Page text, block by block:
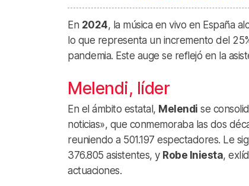
​En 2024, la música en vivo en España
lo que representa un incremento del
pandemia. Este auge se reflejó en la
Melendi, líder
En el ámbito estatal, Melendi se
noticias», que conmemoraba las dos
reuniendo a 501.197 espectadores. Le
376.805 asistentes, y Robe Iniesta,
actuaciones. ​